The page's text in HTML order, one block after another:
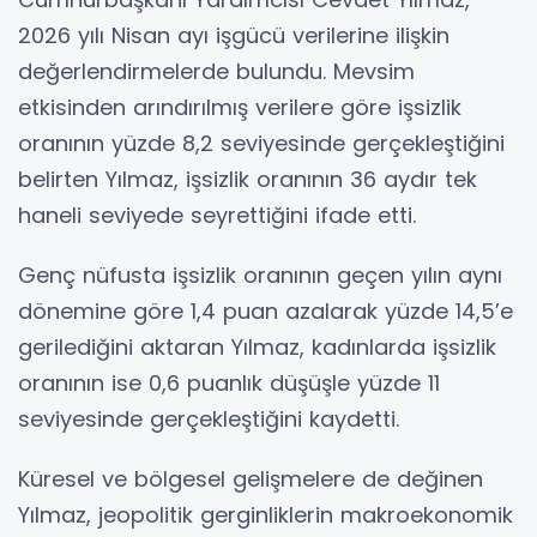
2026 yılı Nisan ayı işgücü verilerine ilişkin
değerlendirmelerde bulundu. Mevsim
etkisinden arındırılmış verilere göre işsizlik
oranının yüzde 8,2 seviyesinde gerçekleştiğini
belirten Yılmaz, işsizlik oranının 36 aydır tek
haneli seviyede seyrettiğini ifade etti.
Genç nüfusta işsizlik oranının geçen yılın aynı
dönemine göre 1,4 puan azalarak yüzde 14,5’e
gerilediğini aktaran Yılmaz, kadınlarda işsizlik
oranının ise 0,6 puanlık düşüşle yüzde 11
seviyesinde gerçekleştiğini kaydetti.
Küresel ve bölgesel gelişmelere de değinen
Yılmaz, jeopolitik gerginliklerin makroekonomik